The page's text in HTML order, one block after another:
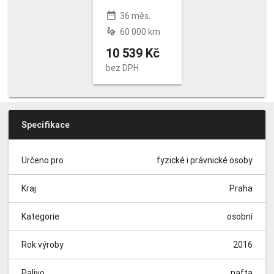
date_range 36 měs.
gesture 60 000 km
10 539 Kč
bez DPH
Specifikace
Určeno pro fyzické i právnické osoby
Kraj Praha
Kategorie osobní
Rok výroby 2016